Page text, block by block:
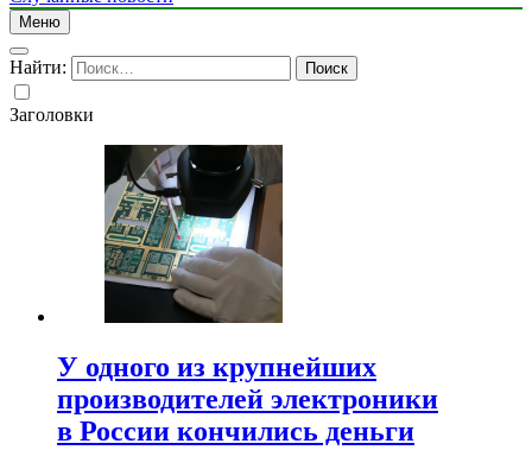
Меню
Найти:
Заголовки
У одного из крупнейших
производителей электроники
в России кончились деньги